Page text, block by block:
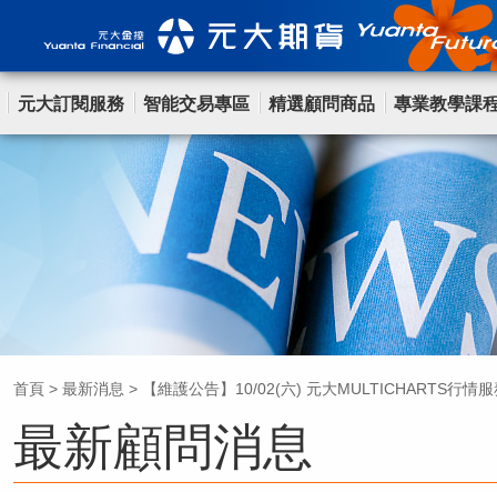
元大訂閱服務 智能交易專區 精選顧問商品 專業教學課
首頁 > 最新消息 > 【維護公告】10/02(六) 元大MULTICHARTS行情
最新顧問消息